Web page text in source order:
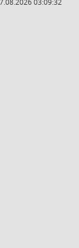
03:09:32